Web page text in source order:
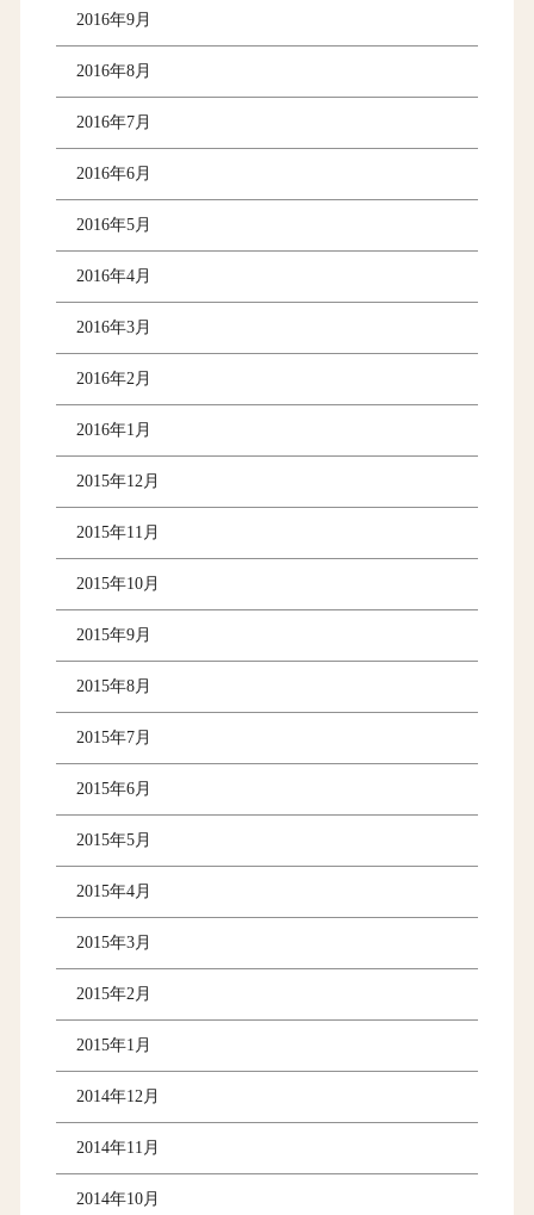
2016年9月
2016年8月
2016年7月
2016年6月
2016年5月
2016年4月
2016年3月
2016年2月
2016年1月
2015年12月
2015年11月
2015年10月
2015年9月
2015年8月
2015年7月
2015年6月
2015年5月
2015年4月
2015年3月
2015年2月
2015年1月
2014年12月
2014年11月
2014年10月